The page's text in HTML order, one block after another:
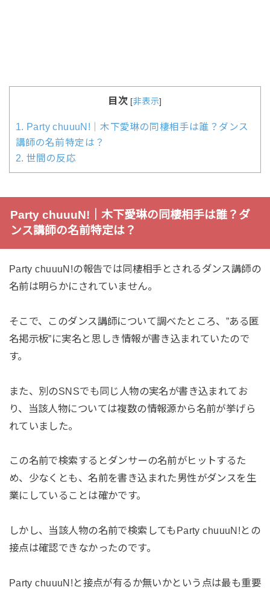
目次 [非表示]
1. Party chuuuN!｜木下愛琳の同棲相手は誰？ダンス
講師の名前特定は？
2. 世間の反応
Party chuuuN!｜木下愛琳の同棲相手は誰？ダ
ンス講師の名前特定は？
Party chuuuN!の報告では同棲相手とされるダンス講師の
名前は明らかにされていません。
そこで、このダンス講師について調べたところ、”ある匿
名掲示板”に実名と思しき情報が書き込まれていたので
す。
また、別のSNSでも同じ人物の実名が書き込まれてお
り、当該人物については複数の情報源から名前が挙げら
れていました。
この名前で検索するとダンサーの名前がヒットするた
め、少なくとも、名前を書き込まれた男性がダンスを生
業にしていることは確かです。
しかし、当該人物の名前で検索してもParty chuuuN!との
接点は確認できなかったのです。
Party chuuuN!と接点が有るか無いかという点は最も重要